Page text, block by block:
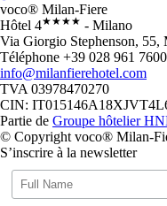
voco® Milan-Fiere
Hôtel 4★★★★ - Milano
Via Giorgio Stephenson, 55,
Téléphone +39 028 961
info@milanfierehotel.com
TVA 03978470270
CIN:
Partie de Groupe hôtelier
© Copyright voco® Milan-
S’inscrire à la newsletter